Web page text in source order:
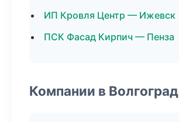
ИП Кровля Центр — Ижевск
ПСК Фасад Кирпич — Пенза
Компании в Волгоград